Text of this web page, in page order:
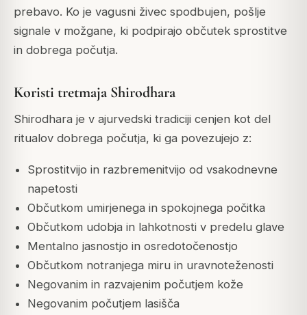
prebavo. Ko je vagusni živec spodbujen, pošlje
signale v možgane, ki podpirajo občutek sprostitve
in dobrega počutja.
Koristi tretmaja Shirodhara
Shirodhara je v ajurvedski tradiciji cenjen kot del
ritualov dobrega počutja, ki ga povezujejo z:
Sprostitvijo in razbremenitvijo od vsakodnevne
napetosti
Občutkom umirjenega in spokojnega počitka
Občutkom udobja in lahkotnosti v predelu glave
Mentalno jasnostjo in osredotočenostjo
Občutkom notranjega miru in uravnoteženosti
Negovanim in razvajenim počutjem kože
Negovanim počutjem lasišča